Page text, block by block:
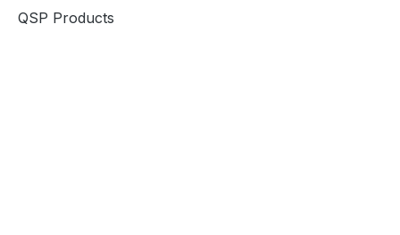
QSP Products